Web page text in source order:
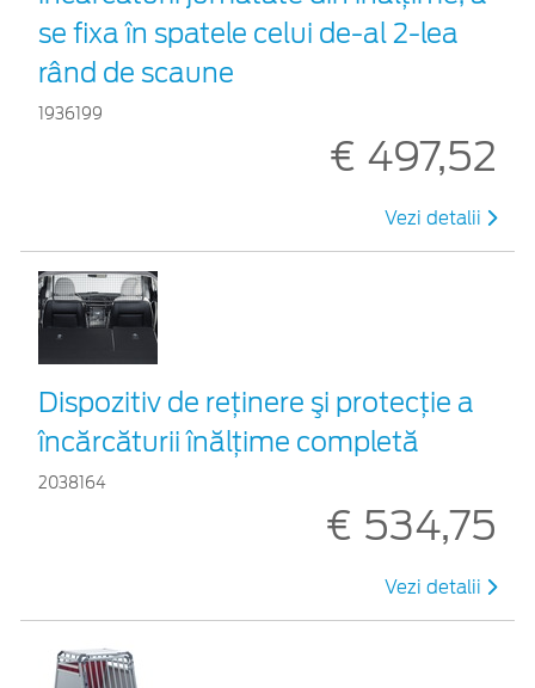
se fixa în spatele celui de-al 2-lea
rând de scaune
1936199
€ 497,52
Vezi detalii
Dispozitiv de reţinere şi protecţie a
încărcăturii înălțime completă
2038164
€ 534,75
Vezi detalii